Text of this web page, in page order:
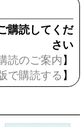
購読してくだ
さい
読のご案内 】
で購読する 】